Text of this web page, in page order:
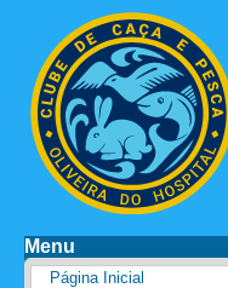
Menu
Página Inicial